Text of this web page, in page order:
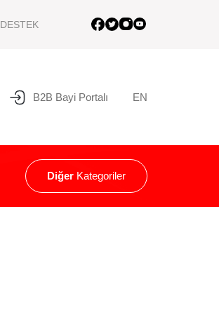
DESTEK
B2B Bayi Portalı EN
Diğer Kategoriler